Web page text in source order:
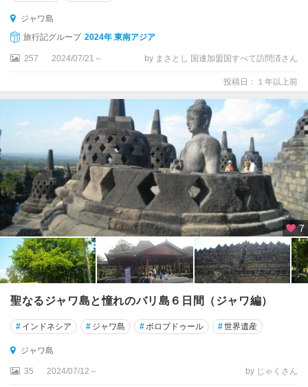
ジャワ島
旅行記グループ 2024年 東南アジア
257 2024/07/21～ by まさとし 国連加盟国すべて訪問済さん
投稿日：１年以上前
7
聖なるジャワ島と憧れのバリ島６日間（ジャワ編）
# インドネシア # ジャワ島 #ボロブドゥール #世界遺産
ジャワ島
35 2024/07/12～ by じゃくさん